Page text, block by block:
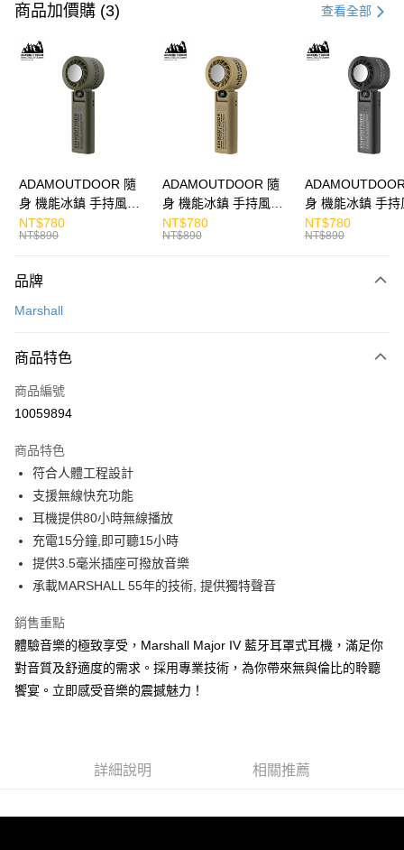
信用卡一次付款
LINE Pay
Apple Pay
運送方式
免運費
付款後7-11取貨
宅配
每筆NT$130，滿NT$399(含以上)免運費
商品加價購 (3) 查看全部
ADAMOUTDOOR 隨
身 機能冰鎮 手持風扇
掛繩
NT$780
NT$890
ADAMOUTDOOR 隨
身 機能冰鎮 手持風扇
掛繩
NT$780
NT$890
身 機能冰鎮 手持
掛繩
NT$780
NT$890
品牌
Marshall
商品特色
商品編號
10059894
商品特色
符合人體工程設計
支援無線快充功能
耳機提供80小時無線播放
充電15分鐘,即可聽15小時
提供3.5毫米插座可撥放音樂
承載MARSHALL 55年的技術, 提供獨特聲音
銷售重點
體驗音樂的極致享受，Marshall Major IV 藍牙耳罩式耳機，滿足你
對音質及舒適度的需求。採用專業技術，為你帶來無與倫比的聆聽
饗宴。立即感受音樂的震撼魅力！
詳細說明 相關推薦